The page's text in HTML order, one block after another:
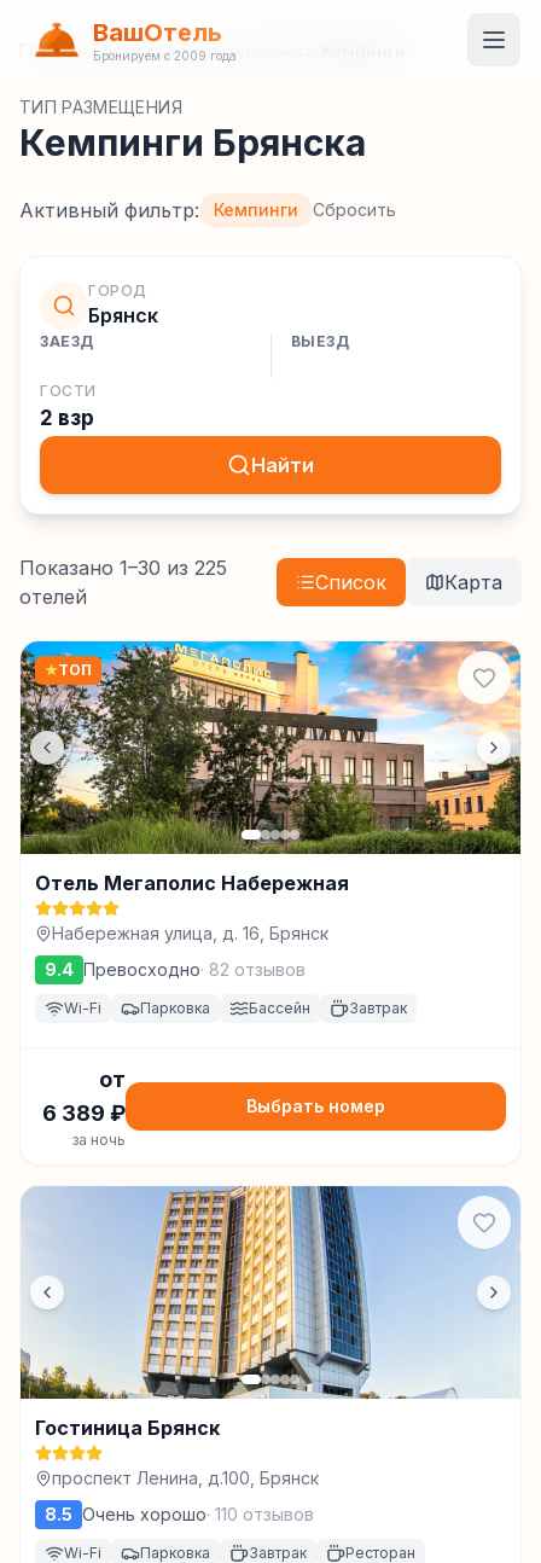
ВашОтель
Бронируем с 2009 года
Главная Гостиницы/Россия
ТИП РАЗМЕЩЕНИЯ
Кемпинги Брянска
Активный фильтр: Кемпинги Сбросить
ГОРОД
Брянск
ЗАЕЗД ВЫЕЗД
ГОСТИ
2 взр
Найти
Показано 1–30 из 225
отелей
Список Карта
★ТОП
Отель Мегаполис Набережная
Набережная улица, д. 16, Брянск
9.4 Превосходно· 82 отзывов
Wi-Fi Парковка Бассейн Завтрак
от
6 389 ₽
за ночь
Выбрать номер
Гостиница Брянск
проспект Ленина, д.100, Брянск
8.5 Очень хорошо· 110 отзывов
Wi-Fi Парковка Завтрак Ресторан